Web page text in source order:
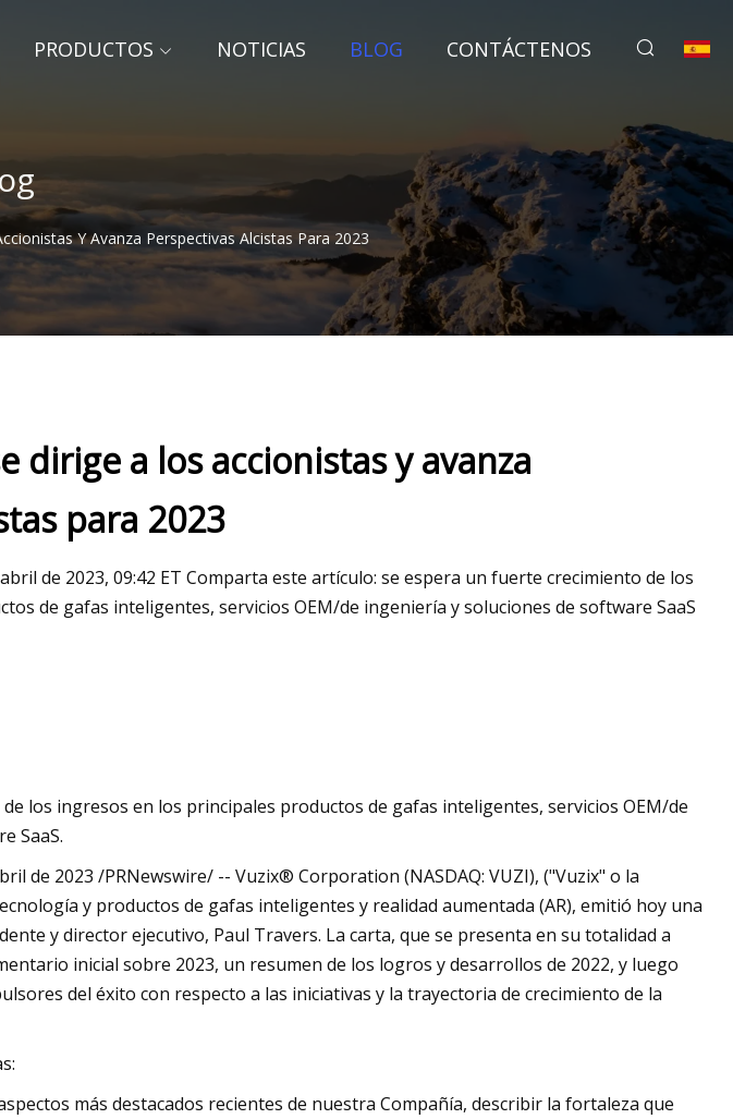
PRODUCTOS NOTICIAS BLOG CONTÁCTENOS
Y Avanza Perspectivas Alcistas Para 2023
Juegos Olímpicos': el
Tony Hoffman
dirige a los accionistas y avanza
para 2023
de 2023, 09:42 ET Comparta este artículo: se espera un fuerte crecimiento de los
de gafas inteligentes, servicios OEM/de ingeniería y soluciones de software SaaS
los ingresos en los principales productos de gafas inteligentes, servicios OEM/de
SaaS.
de 2023 /PRNewswire/ -- Vuzix® Corporation (NASDAQ: VUZI), ("Vuzix" o la
y productos de gafas inteligentes y realidad aumentada (AR), emitió hoy una
y director ejecutivo, Paul Travers. La carta, que se presenta en su totalidad a
inicial sobre 2023, un resumen de los logros y desarrollos de 2022, y luego
del éxito con respecto a las iniciativas y la trayectoria de crecimiento de la
más destacados recientes de nuestra Compañía, describir la fortaleza que